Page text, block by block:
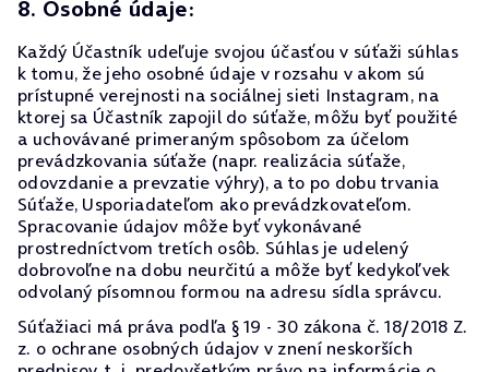
8. Osobné údaje:
Každý Účastník udeľuje svojou účasťou v súťaži súhlas
k tomu, že jeho osobné údaje v rozsahu v akom sú
prístupné verejnosti na sociálnej sieti Instagram, na
ktorej sa Účastník zapojil do súťaže, môžu byť použité
a uchovávané primeraným spôsobom za účelom
prevádzkovania súťaže (napr. realizácia súťaže,
odovzdanie a prevzatie výhry), a to po dobu trvania
Súťaže, Usporiadateľom ako prevádzkovateľom.
Spracovanie údajov môže byť vykonávané
prostredníctvom tretích osôb. Súhlas je udelený
dobrovoľne na dobu neurčitú a môže byť kedykoľvek
odvolaný písomnou formou na adresu sídla správcu.
Súťažiaci má práva podľa § 19 - 30 zákona č. 18/2018 Z.
z. o ochrane osobných údajov v znení neskorších